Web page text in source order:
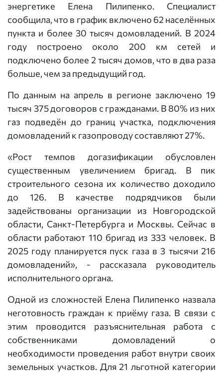
энергетике Елена Пилипенко. Специалист
сообщила, что в график включено 62 населённых
пункта и более 30 тысяч домовладений. В 2024
году построено около 200 км сетей и
подключено более 2 тысяч домов, что в два раза
больше, чем за предыдущий год.
По данным на апрель в регионе заключено 19
тысяч 375 договоров с гражданами. В 80% из них
газ подведён до границ участка, подключения
домовладений к газопроводу составляют 27%.
«Рост темпов догазификации обусловлен
существенным увеличением бригад. В пик
строительного сезона их количество доходило
до 126. В качестве подрядчиков были
задействованы организации из Новгородской
области, Санкт-Петербурга и Москвы. Сейчас в
области работают 110 бригад из 333 человек. В
2025 году планируется пуск газа в 3 тысячи 216
домовладений», - рассказала руководитель
исполнительного органа.
Одной из сложностей Елена Пилипенко назвала
неготовность граждан к приёму газа. В связи с
этим проводится разъяснительная работа с
собственниками домовладений о
необходимости проведения работ внутри своих
земельных участков. Для 21 льготной категории